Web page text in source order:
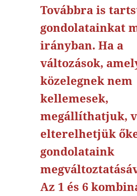
Továbbra is
gondolatainkat
irányban. Ha a
változások,
közelegnek nem
kellemesek,
megállíthatjuk,
elterelhetjük
gondolataink
Az 1 és 6